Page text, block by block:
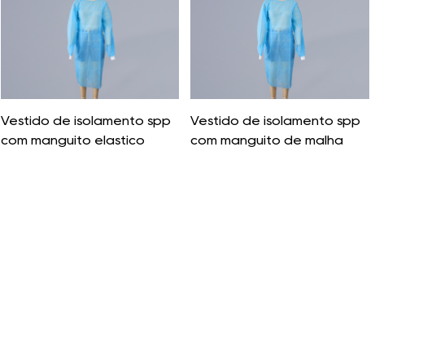
Vestido de isolamento spp
com manguito elástico
Vestido de isolamento spp
com manguito de malha